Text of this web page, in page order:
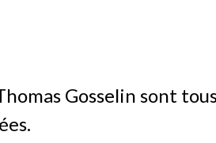
Gosselin sont